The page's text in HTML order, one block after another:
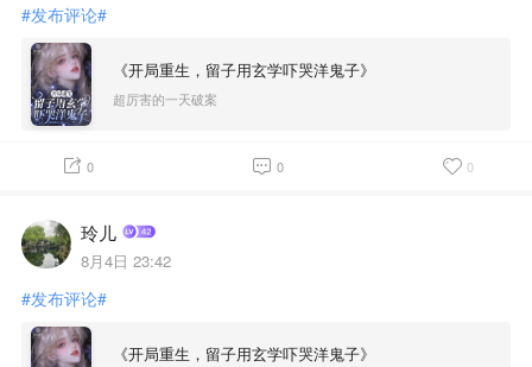
#发布评论#
《开局重生，留子用玄学吓哭洋鬼子》
超厉害的一天破案
0 0 0
玲儿
8月4日 23:42
#发布评论#
《开局重生，留子用玄学吓哭洋鬼子》